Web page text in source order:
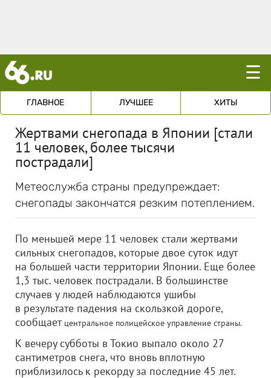
☰
ГЛАВНОЕ ЛУЧШЕЕ ХИТЫ
Жертвами снегопада в Японии [стали
11 человек, более тысячи
пострадали]
Метеослужба страны предупреждает:
снегопады закончатся резким потеплением.
По меньшей мере 11 человек стали жертвами
сильных снегопадов, которые двое суток идут
на большей части территории Японии. Еще более
1,3 тыс. человек пострадали. В большинстве
случаев у людей наблюдаются ушибы
в результате падения на скользкой дороге,
сообщает центральное полицейское управление cтраны.
К вечеру субботы в Токио выпало около 27
сантиметров снега, что вновь вплотную
приблизилось к рекорду за последние 45 лет.